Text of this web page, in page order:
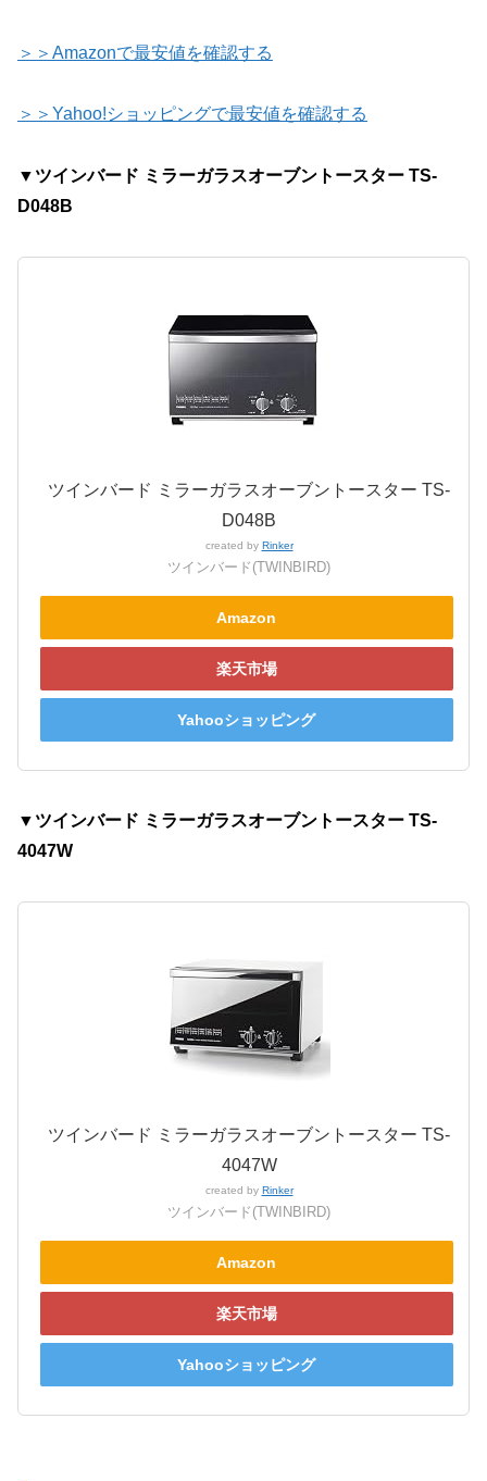
＞＞Amazonで最安値を確認する
＞＞Yahoo!ショッピングで最安値を確認する
▼ツインバード ミラーガラスオーブントースター TS-
D048B
ツインバード ミラーガラスオーブントースター TS-
D048B
created by Rinker
ツインバード(TWINBIRD)
Amazon
楽天市場
Yahooショッピング
▼ツインバード ミラーガラスオーブントースター TS-
4047W
ツインバード ミラーガラスオーブントースター TS-
4047W
created by Rinker
ツインバード(TWINBIRD)
Amazon
楽天市場
Yahooショッピング